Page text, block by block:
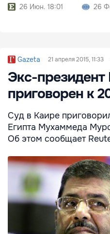
26 Июн. 18:01
26
Gazeta 21 апреля 2015, 11:33
Экс-президент
приговорен к
Суд в Каире
Египта Мухаммеда
Об этом сообщает